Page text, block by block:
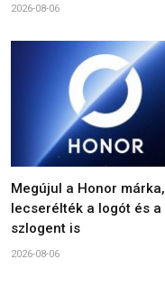
2026-08-06
Megújul a Honor márka,
lecserélték a logót és a
szlogent is
2026-08-06